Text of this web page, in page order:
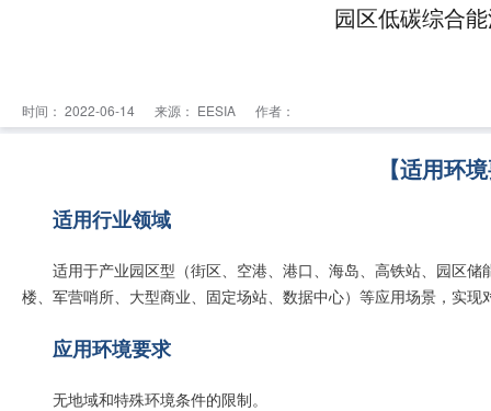
园区低碳综合
时间： 2022-06-14 来源： EESIA 作者：
【适用环
适用行业领域
适用于产业园区型（街区、空港、港口、海岛、高铁站、园区
楼、军营哨所、大型商业、固定场站、数据中心）等应用场景，实
应用环境要求
无地域和特殊环境条件的限制。